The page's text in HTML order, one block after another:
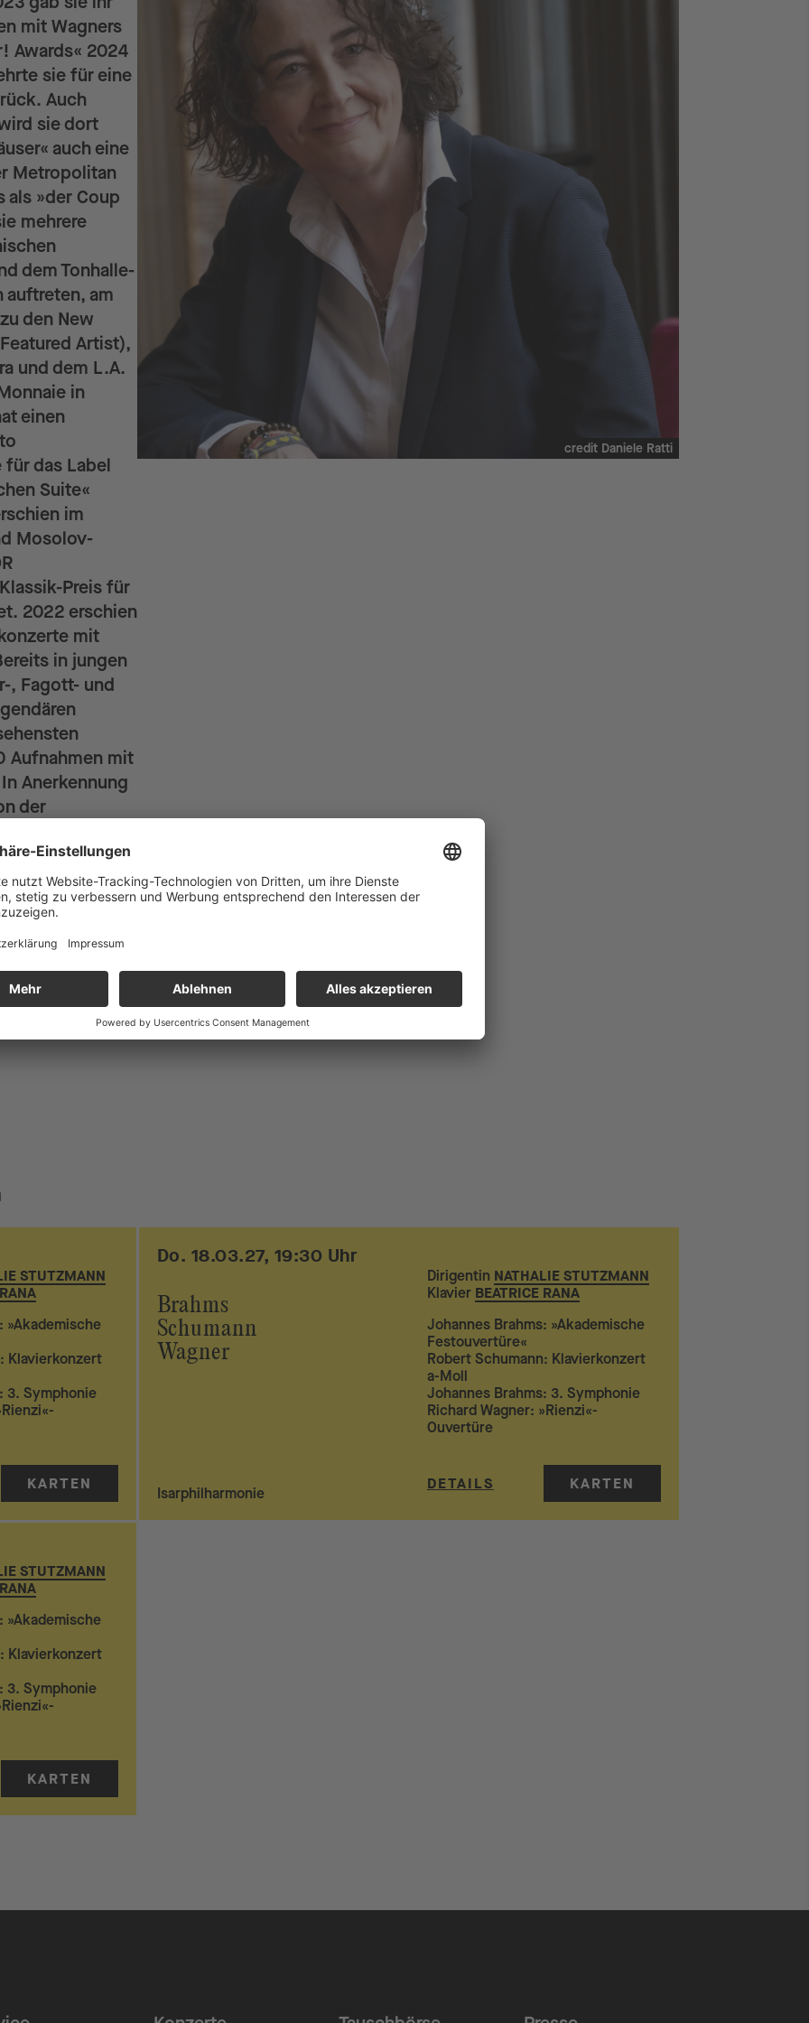
mit Wagners
Awards« 2024
sie für eine
Auch
sie dort
auch eine
Metropolitan
als »der Coup
mehrere
dem Tonhalle-
auftreten, am
den New
Artist),
und dem L.A.
in
einen
das Label
Suite«
im
Mosolov-
Preis für
2022 erschien
mit
in jungen
, Fagott- und
Aufnahmen mit
Anerkennung
der
d’Honneur «,
credit Daniele Ratti
STUTZMANN
»Akademische
Klavierkonzert
3. Symphonie
KARTEN
Brahms
Schumann
Wagner
Do. 18.03.27, 19:30 Uhr
Isarphilharmonie
Dirigentin NATHALIE STUTZMANN
Klavier BEATRICE RANA
Johannes Brahms: »Akademische
Festouvertüre«
Robert Schumann: Klavierkonzert
a-Moll
Johannes Brahms: 3. Symphonie
Richard Wagner: »Rienzi«-
Ouvertüre
DETAILS KARTEN
STUTZMANN
»Akademische
Klavierkonzert
3. Symphonie
KARTEN